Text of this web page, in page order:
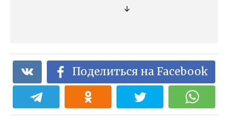
↓
Поделиться на Facebook